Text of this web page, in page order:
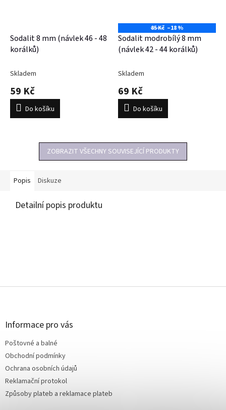
Sodalit 8 mm (návlek 46 - 48
korálků)
Skladem
59 Kč
Do košíku
85 Kč –18 %
Sodalit modrobílý 8 mm
(návlek 42 - 44 korálků)
Skladem
69 Kč
Do košíku
ZOBRAZIT VŠECHNY SOUVISEJÍCÍ PRODUKTY
Popis Diskuze
Detailní popis produktu
Z
Informace pro vás
Poštovné a balné
Obchodní podmínky
Ochrana osobních údajů
Reklamační protokol
Způsoby plateb a reklamace plateb